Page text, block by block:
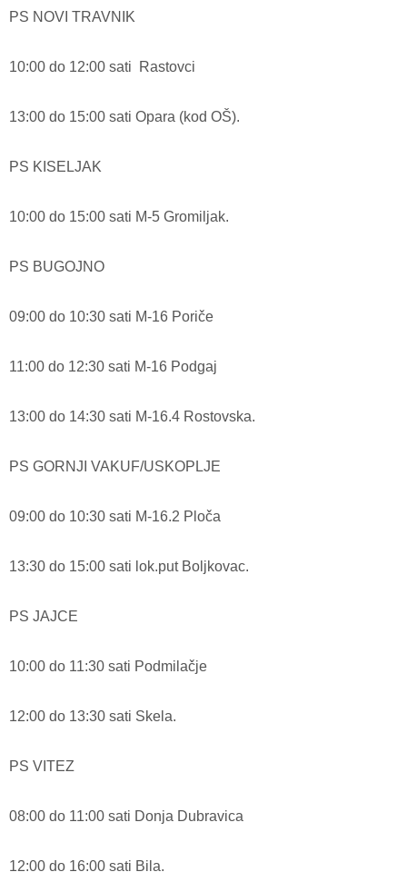
PS NOVI TRAVNIK
10:00 do 12:00 sati Rastovci
13:00 do 15:00 sati Opara (kod OŠ).
PS KISELJAK
10:00 do 15:00 sati M-5 Gromiljak.
PS BUGOJNO
09:00 do 10:30 sati M-16 Poriče
11:00 do 12:30 sati M-16 Podgaj
13:00 do 14:30 sati M-16.4 Rostovska.
PS GORNJI VAKUF/USKOPLJE
09:00 do 10:30 sati M-16.2 Ploča
13:30 do 15:00 sati lok.put Boljkovac.
PS JAJCE
10:00 do 11:30 sati Podmilačje
12:00 do 13:30 sati Skela.
PS VITEZ
08:00 do 11:00 sati Donja Dubravica
12:00 do 16:00 sati Bila.